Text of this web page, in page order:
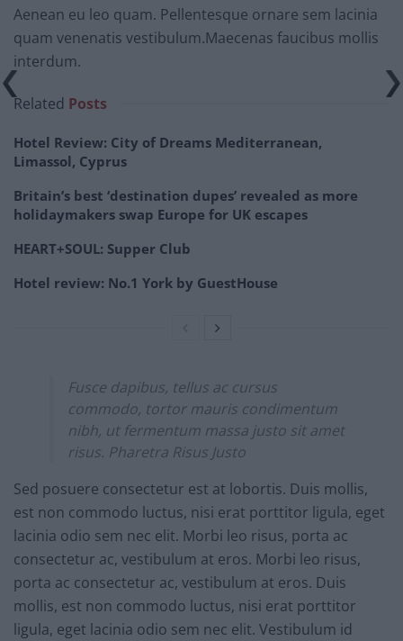
Aenean eu leo quam. Pellentesque ornare sem lacinia
quam venenatis vestibulum.Maecenas faucibus mollis
interdum.
Related Posts
Hotel Review: City of Dreams Mediterranean,
Limassol, Cyprus
Britain’s best ‘destination dupes’ revealed as more
holidaymakers swap Europe for UK escapes
HEART+SOUL: Supper Club
Hotel review: No.1 York by GuestHouse
Fusce dapibus, tellus ac cursus
commodo, tortor mauris condimentum
nibh, ut fermentum massa justo sit amet
risus. Pharetra Risus Justo
Sed posuere consectetur est at lobortis. Duis mollis,
est non commodo luctus, nisi erat porttitor ligula, eget
lacinia odio sem nec elit. Morbi leo risus, porta ac
consectetur ac, vestibulum at eros. Morbi leo risus,
porta ac consectetur ac, vestibulum at eros. Duis
mollis, est non commodo luctus, nisi erat porttitor
ligula, eget lacinia odio sem nec elit. Vestibulum id